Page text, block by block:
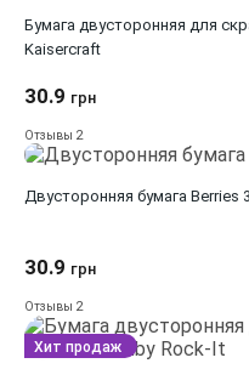
Бумага двусторонняя для
Kaisercraft
30.9 грн
Отзывы 2
Двусторонняя бумага Berries
30.9 грн
Отзывы 2
Хит продаж